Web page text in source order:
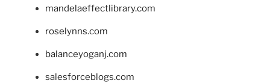
mandelaeffectlibrary.com
roselynns.com
balanceyoganj.com
salesforceblogs.com